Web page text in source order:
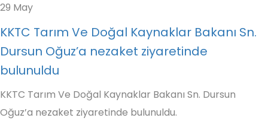
29 May
KKTC Tarım Ve Doğal Kaynaklar Bakanı Sn.
Dursun Oğuz’a nezaket ziyaretinde
bulunuldu
KKTC Tarım Ve Doğal Kaynaklar Bakanı Sn. Dursun
Oğuz’a nezaket ziyaretinde bulunuldu.